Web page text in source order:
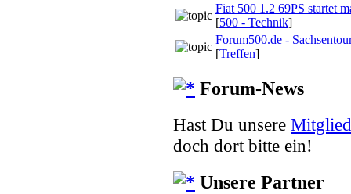
Fiat 500 1.2 69PS startet
[500 - Technik]
Forum500.de -
[Treffen]
Forum-News
Hast Du unsere
doch dort bitte ein!
Unsere Partner